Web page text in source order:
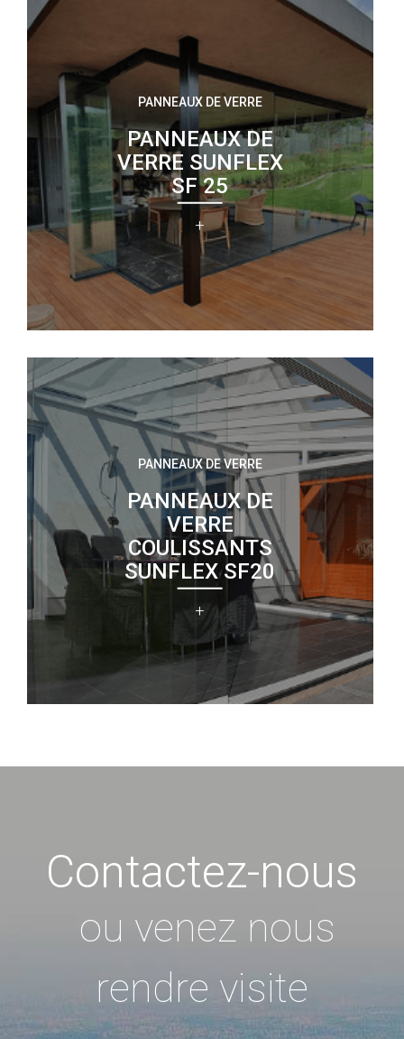
PANNEAUX DE VERRE
PANNEAUX DE
VERRE SUNFLEX
SF 25
+
PANNEAUX DE VERRE
PANNEAUX DE
VERRE
COULISSANTS
SUNFLEX SF20
+
Contactez-nous
ou venez nous
rendre visite